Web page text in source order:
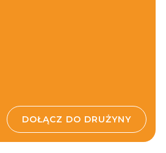
DOŁĄCZ DO DRUŻYNY